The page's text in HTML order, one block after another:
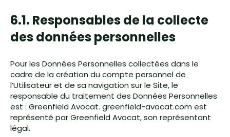
6.1. Responsables de la collecte
des données personnelles
Pour les Données Personnelles collectées dans le
cadre de la création du compte personnel de
l’Utilisateur et de sa navigation sur le Site, le
responsable du traitement des Données Personnelles
est : Greenfield Avocat. greenfield-avocat.com est
représenté par Greenfield Avocat, son représentant
légal.